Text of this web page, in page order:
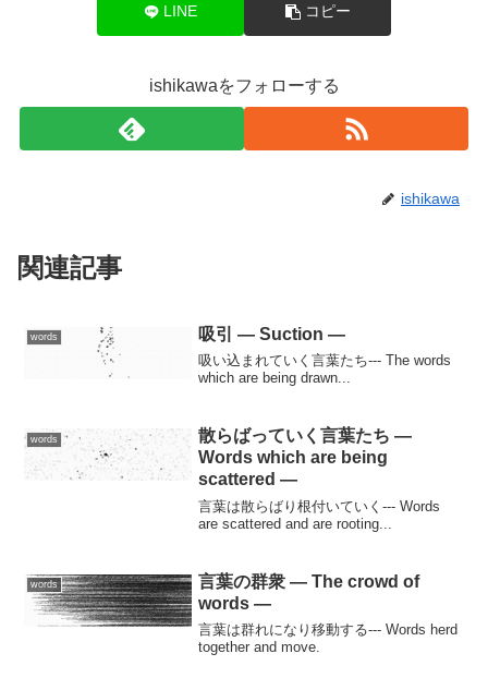
LINE コピー
ishikawaをフォローする
ishikawa
関連記事
words 吸引 — Suction —
吸い込まれていく言葉たち--- The words
which are being drawn...
words
散らばっていく言葉たち —
Words which are being
scattered —
言葉は散らばり根付いていく--- Words
are scattered and are rooting...
words
言葉の群衆 — The crowd of
words —
言葉は群れになり移動する--- Words herd
together and move.